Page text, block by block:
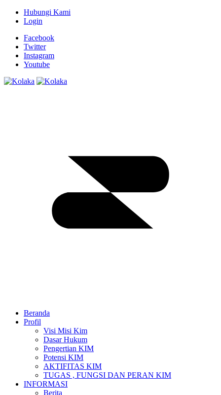
Hubungi Kami
Login
Facebook
Twitter
Instagram
Youtube
Beranda
Profil
Visi Misi Kim
Dasar Hukum
Pengertian KIM
Potensi KIM
AKTIFITAS KIM
TUGAS , FUNGSI DAN PERAN KIM
INFORMASI
Berita